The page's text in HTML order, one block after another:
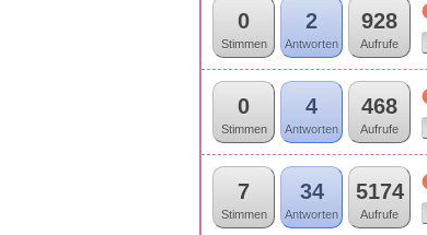
0
Stimmen
2
Antworten
928
Aufrufe
0
Stimmen
4
Antworten
468
Aufrufe
7
Stimmen
34
Antworten
5174
Aufrufe